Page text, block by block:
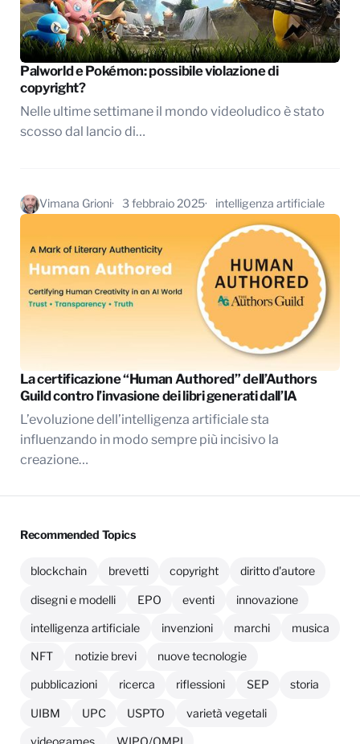
Palworld e Pokémon: possibile violazione di
copyright?
Nelle ultime settimane il mondo videoludico è stato
scosso dal lancio di…
Vimana Grioni 3 febbraio 2025 intelligenza artificiale
La certificazione “Human Authored” dell’Authors
Guild contro l’invasione dei libri generati dall’IA
L’evoluzione dell’intelligenza artificiale sta
influenzando in modo sempre più incisivo la
creazione…
Recommended Topics
blockchain brevetti copyright diritto d'autore
disegni e modelli EPO eventi innovazione
intelligenza artificiale invenzioni marchi musica
NFT notizie brevi nuove tecnologie
pubblicazioni ricerca riflessioni SEP storia
UIBM UPC USPTO varietà vegetali
videogames WIPO/OMPI